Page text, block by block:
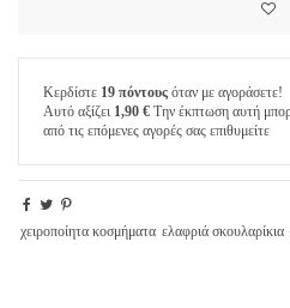
Κερδίστε 19 πόντους όταν με αγοράσετε!
Αυτό αξίζει 1,90 € Την έκπτωση αυτή
από τις επόμενες αγορές σας επιθυμείτε
χειροποίητα κοσμήματα ελαφριά σκουλαρίκια